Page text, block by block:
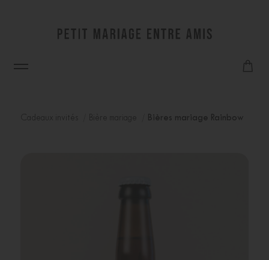
Cadeaux invités Bière mariage Bières mariage Rainbow